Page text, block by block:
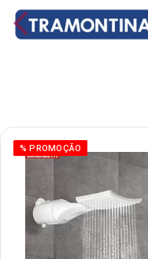
% PROMOÇÃO